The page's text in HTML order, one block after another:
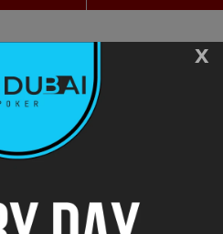
x
Підтримка
FAQ
Сообщить об ошибке
Privacy policy